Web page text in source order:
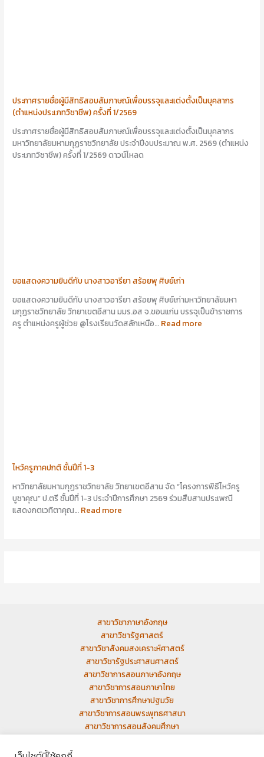
ประกาศรายชื่อผู้มีสิทธิสอบสัมภาษณ์เพื่อบรรจุและแต่งตั้งเป็นบุคลากร
(ตำแหน่งประเภทวิชาชีพ) ครั้งที่ 1/2569
ประกาศรายชื่อผู้มีสิทธิสอบสัมภาษณ์เพื่อบรรจุและแต่งตั้งเป็นบุคลากร
มหาวิทยาลัยมหามกุฏราชวิทยาลัย ประจำปีงบประมาณ พ.ศ. 2569 (ตำแหน่ง
ประเภทวิชาชีพ) ครั้งที่ 1/2569 ดาวน์โหลด
ขอแสดงความยินดีกับ นางสาวอารียา สร้อยพุ ศิษย์เก่า
ขอแสดงความยินดีกับ นางสาวอารียา สร้อยพุ ศิษย์เก่ามหาวิทยาลัยมหา
มกุฏราชวิทยาลัย วิทยาเขตอีสาน มมร.อส จ.ขอนแก่น บรรจุเป็นข้าราชการ
ครู ตำแหน่งครูผู้ช่วย @โรงเรียนวัดสลักเหนือ… Read more
ไหว้ครูภาคปกติ ชั้นปีที่ 1-3
หาวิทยาลัยมหามกุฏราชวิทยาลัย วิทยาเขตอีสาน จัด “โครงการพิธีไหว้ครู
บูชาคุณ” ป.ตรี ชั้นปีที่ 1-3 ประจำปีการศึกษา 2569 ร่วมสืบสานประเพณี
แสดงกตเวทิตาคุณ… Read more
สาขาวิชาภาษาอังกฤษ
สาขาวิชารัฐศาสตร์
สาขาวิชาสังคมสงเคราะห์ศาสตร์
สาขาวิชารัฐประศาสนศาสตร์
สาขาวิชาการสอนภาษาอังกฤษ
สาขาวิชาการสอนภาษาไทย
สาขาวิชาการศึกษาปฐมวัย
สาขาวิชาการสอนพระพุทธศาสนา
สาขาวิชาการสอนสังคมศึกษา